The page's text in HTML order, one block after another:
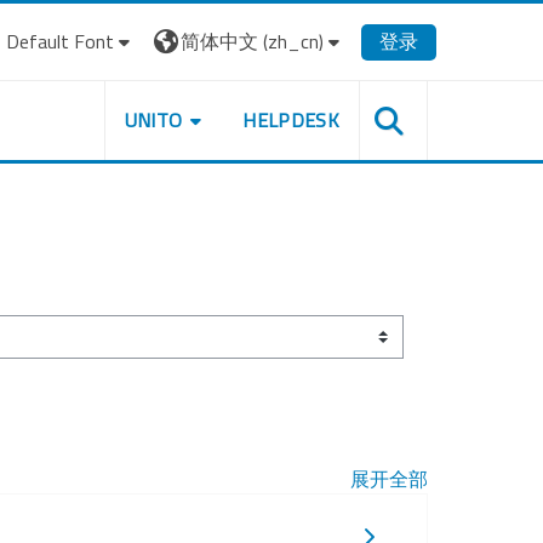
Default Font 简体中文 ‎(zh_cn)‎ 登录
UNITO HELPDESK
展开全部